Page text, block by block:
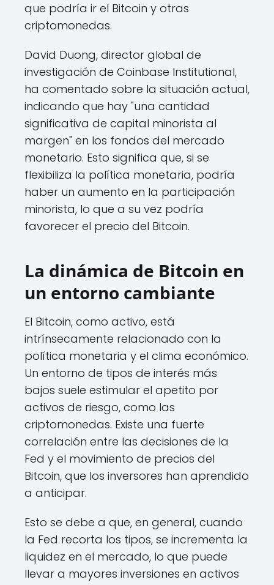
que podría ir el Bitcoin y otras
criptomonedas.
David Duong, director global de
investigación de Coinbase Institutional,
ha comentado sobre la situación actual,
indicando que hay "una cantidad
significativa de capital minorista al
margen" en los fondos del mercado
monetario. Esto significa que, si se
flexibiliza la política monetaria, podría
haber un aumento en la participación
minorista, lo que a su vez podría
favorecer el precio del Bitcoin.
La dinámica de Bitcoin en
un entorno cambiante
El Bitcoin, como activo, está
intrínsecamente relacionado con la
política monetaria y el clima económico.
Un entorno de tipos de interés más
bajos suele estimular el apetito por
activos de riesgo, como las
criptomonedas. Existe una fuerte
correlación entre las decisiones de la
Fed y el movimiento de precios del
Bitcoin, que los inversores han aprendido
a anticipar.
Esto se debe a que, en general, cuando
la Fed recorta los tipos, se incrementa la
liquidez en el mercado, lo que puede
llevar a mayores inversiones en activos